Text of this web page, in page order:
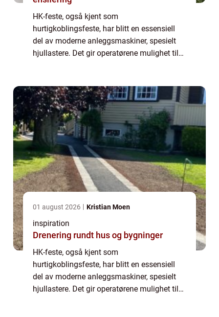
HK-feste, også kjent som
hurtigkoblingsfeste, har blitt en essensiell
del av moderne anleggsmaskiner, spesielt
hjullastere. Det gir operatørene mulighet til
01 august 2026 Kristian Moen
inspiration
Drenering rundt hus og bygninger
HK-feste, også kjent som
hurtigkoblingsfeste, har blitt en essensiell
del av moderne anleggsmaskiner, spesielt
hjullastere. Det gir operatørene mulighet til